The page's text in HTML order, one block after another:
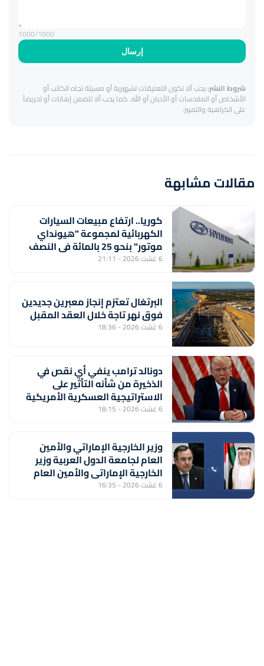
إرسال
1000/1000
شروط النشر:يجب ألا تكون التعليقات تشهيرية أو مسيئة تجاه الكاتب أو
الأشخاص أو المقدسات أو الأديان أو الله. كما يجب ألا تتضمن إهانات أو تحريضاً
على الكراهية والتمييز.
مقالات مشابهة
كوريا.. ارتفاع مبيعات السيارات
الكهربائية لمجموعة "هيونداي
موتور" بنحو 25 بالمائة في النصف
الأول من السنة
6 غشت 2026 - 21:11
البرتغال تعتزم إنجاز معبرين جديدين
فوق نهر تاجة خلال العقد المقبل
6 غشت 2026 - 18:36
دونالد ترامب ينفي أي نقص في
الذخيرة من شأنه التأثير على
الاستراتيجية العسكرية الأمريكية
6 غشت 2026 - 18:15
وزير الخارجية الإماراتي والأمين
العام لجامعة الدول العربية وزير
الخارجية الإماراتي والأمين العام
لجامعة الدول العربية يبحثان
6 غشت 2026 - 16:35